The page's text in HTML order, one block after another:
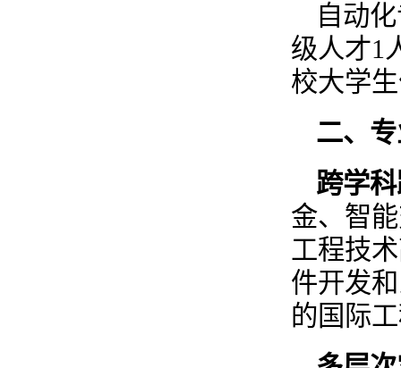
自动
级人才1
校大学
二、
跨学
金、智
工程技
件开发
的国际